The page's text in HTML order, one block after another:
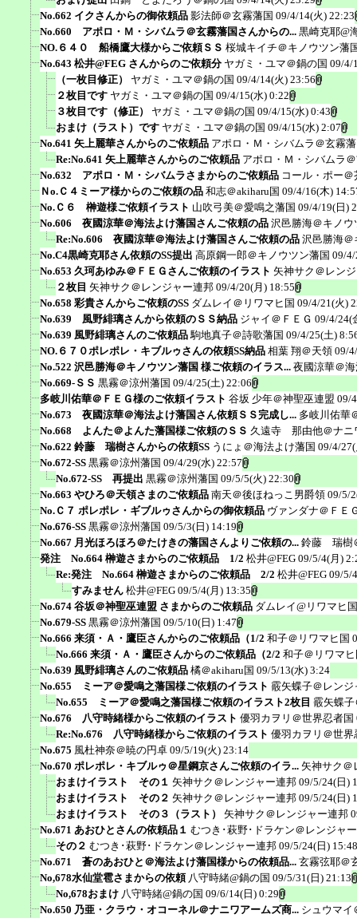
No.662 イクさんからの御依頼品 影法師＠玄霧藩国 09/4/14(火) 22:23
No.660 アポロ・Ｍ・シバムラ＠玄霧藩国さんからの... 黒崎克耶@
NO.６４０ 船橋鷹大様からご依頼ＳＳ 桜城キイチ＠キノウツン藩
No.643 松井@FEG さんからのご依頼分 ヤガミ・ユマ＠鍋の国 09/4/
（一枚目修正）
ヤガミ・ユマ＠鍋の国 09/4/14(火) 23:56
２枚目です ヤガミ・ユマ＠鍋の国 09/4/15(水) 0:22
３枚目です（修正）
ヤガミ・ユマ＠鍋の国 09/4/15(水) 0:43
おまけ（ラスト）です ヤガミ・ユマ＠鍋の国 09/4/15(水) 2:07
No.641 矢上麗華さんからのご依頼品 アポロ・Ｍ・シバムラ＠玄霧
Re:No.641 矢上麗華さんからのご依頼品 アポロ・Ｍ・シバムラ
No.632 アポロ・Ｍ・シバムラさまからのご依頼品 コール・ポー
Ｎo.Ｃ４ミーア様からのご依頼の品 和志＠akiharu国 09/4/16(木)
No.Ｃ６ 榊遊様ご依頼イラスト 山吹弓美＠愛鳴之藩国 09/4/19(日)
No.606 夜國涼華＠海法よけ藩国さんご依頼の品 沢邑勝海＠キノウ
Re:No.606 夜國涼華＠海法よけ藩国さんご依頼の品 沢邑勝海＠
No.C4黒崎克耶さん依頼のSS提出 高原鋼一郎＠キノウツン藩国 09/
No.653 久珂あゆみ＠ＦＥＧさんご依頼のイラスト 矢神サク＠レン
２枚目 矢神サク＠レンジャー連邦 09/4/20(月) 18:55
No.658 彩貴さんからご依頼のSS ダムレイ＠リワマヒ国 09/4/21(火)
No.639 風野緋璃さんから依頼のＳＳ納品 ジャイ＠ＦＥＧ 09/4/24(
No.639 風野緋璃さんのご依頼品 駒地真子＠詩歌藩国 09/4/25(土)
NO.６７０ポレポレ・キブルゥさんの依頼SS納品 相葉 翔＠天領 09/
No.522 沢邑勝海＠キノウツン藩国 様ご依頼のイラス... 夜國涼華＠
No.669-ＳＳ 黒霧＠涼州藩国 09/4/25(土) 22:06
多岐川佑華＠ＦＥＧ様のご依頼イラスト 谷坂 少年＠神聖巫連盟 09/
No.673 夜國涼華＠海法よけ藩国さん依頼ＳＳ完成し... 多岐川佑華
No.668 よんた＠よんた藩国様ご依頼のＳＳ 久遠寺 那由他＠ナニ
No.622 鈴藤 瑞樹さんからの依頼SS うにょ＠海法よけ藩国 09/4/
No.672-SS 黒霧＠涼州藩国 09/4/29(水) 22:57
No.672-SS 再提出 黒霧＠涼州藩国 09/5/5(火) 22:30
No.663 やひろ＠天領さまのご依頼品 南天＠後ほねっこ男爵領 09/5/
No.Ｃ７ ポレポレ・ギブルゥさんからの御依頼品 ヴァンダナ＠ＦＥ
No.676-SS 黒霧＠涼州藩国 09/5/3(日) 14:19
No.667 月光ほろほろ＠たけきの藩国さんよりご依頼の... 鈴藤 瑞樹
発注 No.664 榊遊さまからのご依頼品 1/2 松井@FEG 09/5/4(月)
Re:発注 No.664 榊遊さまからのご依頼品 2/2 松井@FEG 09/5/
すみません 松井@FEG 09/5/4(月) 13:35
No.674 谷坂＠神聖巫連盟 さまからのご依頼品 ダムレイ@リワマヒ国
No.679-SS 黒霧＠涼州藩国 09/5/10(日) 1:47
No.666 来須・Ａ・鷹臣さんからのご依頼品（1/2 和子＠リワマヒ国
No.666 来須・Ａ・鷹臣さんからのご依頼品（2/2 和子＠リワマ
No.639 風野緋璃さんのご依頼品 橘＠akiharu国 09/5/13(水) 3:24
No.655 ミーア＠愛鳴之藩国様ご依頼のイラスト 霰矢蝶子＠レンジ
No.655 ミーア＠愛鳴之藩国様ご依頼のイラスト2枚目 霰矢蝶
No.676 八守時緒様からご依頼のイラスト 優羽カヲリ＠世界忍者国
Re:No.676 八守時緒様からご依頼のイラスト 優羽カヲリ＠世界
No.675 風杜神奈＠暁の円卓 09/5/19(火) 23:14
No.670 ポレポレ・キブルゥ＠星鋼京さんご依頼のイラ... 矢神サク＠
おまけイラスト その１ 矢神サク＠レンジャー連邦 09/5/24(日)
おまけイラスト その２ 矢神サク＠レンジャー連邦 09/5/24(日)
おまけイラスト その３（ラスト）
矢神サク＠レンジャー連邦
No.671 あおひとさんの依頼品１ むつき･萩野･ドラケン＠レンジャ
その２ むつき･萩野･ドラケン＠レンジャー連邦 09/5/24(日) 15:48
No.671 蒼のあおひと＠海法よけ藩国様からの依頼品... 玄霧弦耶＠
No,678水仙堂雹さまからの依頼 八守時緒@鍋の国 09/5/31(日) 21:13
No,678おまけ 八守時緒@鍋の国 09/6/14(日) 0:29
No.650 乃亜・クラウ・オコーネル＠ナニワアームズ商... シュウマイ